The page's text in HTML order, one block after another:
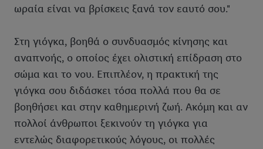
ωραία είναι να βρίσκεις ξανά τον εαυτό σου."
Στη γιόγκα, βοηθά ο συνδυασμός κίνησης και
αναπνοής, ο οποίος έχει ολιστική επίδραση στο
σώμα και το νου. Επιπλέον, η πρακτική της
γιόγκα σου διδάσκει τόσα πολλά που θα σε
βοηθήσει και στην καθημερινή ζωή. Ακόμη και αν
πολλοί άνθρωποι ξεκινούν τη γιόγκα για
εντελώς διαφορετικούς λόγους, οι πολλές